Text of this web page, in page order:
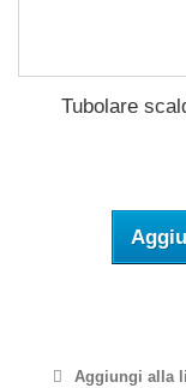
Tubolare
Aggiungi alla